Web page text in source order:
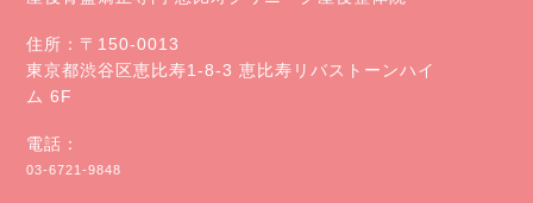
住所：〒150-0013
東京都渋谷区恵比寿1-8-3 恵比寿リバストーンハイ
ム 6F
電話：
03-6721-9848